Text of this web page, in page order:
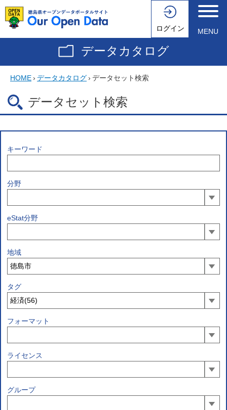
ログイン MENU
データカタログ
HOME› データカタログ› データセット検索
データセット検索
キーワード
分野
eStat分野
地域
タグ
フォーマット
ライセンス
グループ